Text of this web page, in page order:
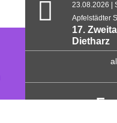
23.08.2026 |
Apfelstädter
17.
Dietharz